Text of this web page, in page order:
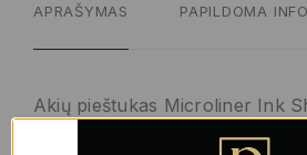
APRAŠYMAS PAPILDOMA
Akių pieštukas Microliner Ink
tai, ko tau reikia, maksimaliai